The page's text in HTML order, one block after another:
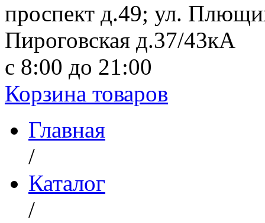
проспект д.49; ул.
Пироговская д.37/43кА
с 8:00 до 21:00
Корзина товаров
Главная
/
Каталог
/